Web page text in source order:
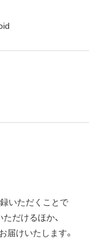
いただくことで
だけるほか、
届けいたします。